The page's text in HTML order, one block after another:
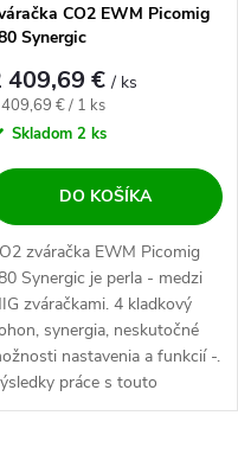
CO2 EWM Picomig
Synergic
409,69 €/ ks
cena:
€ / 1 ks
Skladom 2 ks
DO KOŠÍKA
zváračka EWM Picomig
Synergic je perla - medzi
zváračkami. 4 kladkový
synergia, neskutočné
nastavenia a funkcií -.
práce s touto